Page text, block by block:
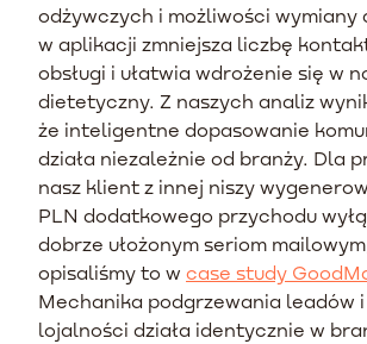
odżywczych i możliwości wymiany
w aplikacji zmniejsza liczbę
obsługi i ułatwia wdrożenie się w
dietetyczny. Z naszych analiz
że inteligentne dopasowanie
działa niezależnie od branży. Dla
nasz klient z innej niszy
PLN dodatkowego przychodu
dobrze ułożonym seriom
opisaliśmy to w case study
Mechanika podgrzewania leadów
lojalności działa identycznie w